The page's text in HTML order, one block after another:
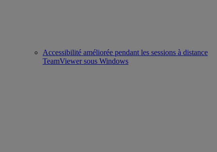
Accessibilité améliorée pendant les sessions à distance
TeamViewer sous Windows